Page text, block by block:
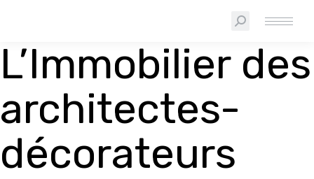
L’Immobilier des
architectes-
décorateurs